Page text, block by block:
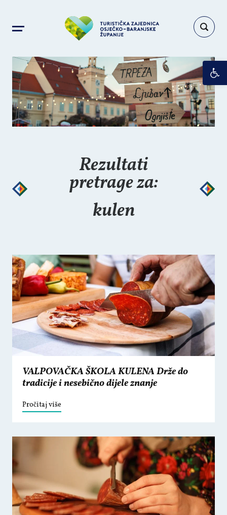
Rezultati
pretrage za:
kulen
VALPOVAČKA ŠKOLA KULENA Drže do
tradicije i nesebično dijele znanje
Pročitaj više